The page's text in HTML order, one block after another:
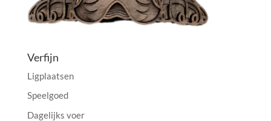
Verfijn
Ligplaatsen
Speelgoed
Dagelijks voer